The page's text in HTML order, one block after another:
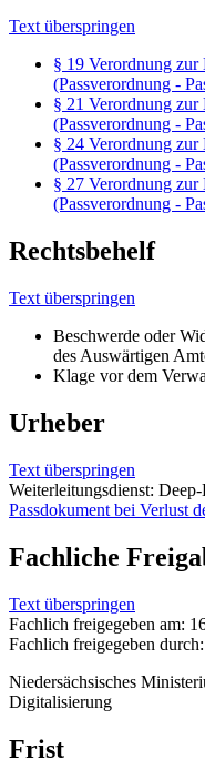
Text überspringen
§ 19 Verordnung zur
(Passverordnung -
§ 21 Verordnung zur
(Passverordnung -
§ 24 Verordnung zur
(Passverordnung -
§ 27 Verordnung zur
(Passverordnung -
Rechtsbehelf
Text überspringen
Beschwerde oder
des Auswärtigen
Klage vor dem
Urheber
Text überspringen
Weiterleitungsdienst:
Passdokument bei Verlust
Fachliche
Text überspringen
Fachlich freigegeben am:
Fachlich freigegeben durch:
Niedersächsisches
Digitalisierung
Frist